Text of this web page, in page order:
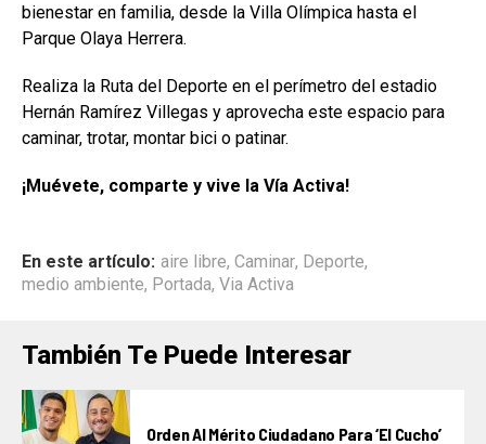
bienestar en familia, desde la Villa Olímpica hasta el
Parque Olaya Herrera.
Realiza la Ruta del Deporte en el perímetro del estadio
Hernán Ramírez Villegas y aprovecha este espacio para
caminar, trotar, montar bici o patinar.
¡Muévete, comparte y vive la Vía Activa!
En este artículo: aire libre, Caminar, Deporte,
medio ambiente, Portada, Via Activa
También Te Puede Interesar
Orden Al Mérito Ciudadano Para ‘El Cucho’